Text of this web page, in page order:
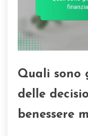
Quali sono
delle
benessere